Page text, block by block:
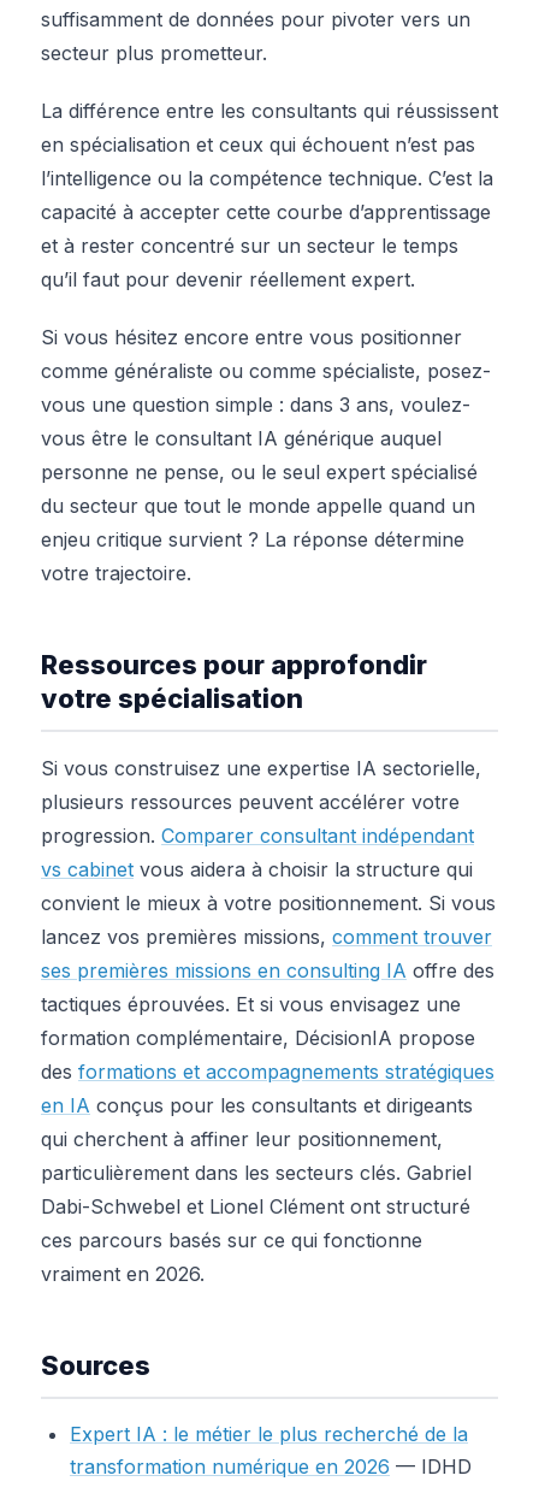
suffisamment de données pour pivoter vers un
secteur plus prometteur.
La différence entre les consultants qui réussissent
en spécialisation et ceux qui échouent n’est pas
l’intelligence ou la compétence technique. C’est la
capacité à accepter cette courbe d’apprentissage
et à rester concentré sur un secteur le temps
qu’il faut pour devenir réellement expert.
Si vous hésitez encore entre vous positionner
comme généraliste ou comme spécialiste, posez-
vous une question simple : dans 3 ans, voulez-
vous être le consultant IA générique auquel
personne ne pense, ou le seul expert spécialisé
du secteur que tout le monde appelle quand un
enjeu critique survient ? La réponse détermine
votre trajectoire.
Ressources pour approfondir
votre spécialisation
Si vous construisez une expertise IA sectorielle,
plusieurs ressources peuvent accélérer votre
progression. Comparer consultant indépendant
vs cabinet vous aidera à choisir la structure qui
convient le mieux à votre positionnement. Si vous
lancez vos premières missions, comment trouver
ses premières missions en consulting IA offre des
tactiques éprouvées. Et si vous envisagez une
formation complémentaire, DécisionIA propose
des formations et accompagnements stratégiques
en IA conçus pour les consultants et dirigeants
qui cherchent à affiner leur positionnement,
particulièrement dans les secteurs clés. Gabriel
Dabi-Schwebel et Lionel Clément ont structuré
ces parcours basés sur ce qui fonctionne
vraiment en 2026.
Sources
Expert IA : le métier le plus recherché de la
transformation numérique en 2026 — IDHD